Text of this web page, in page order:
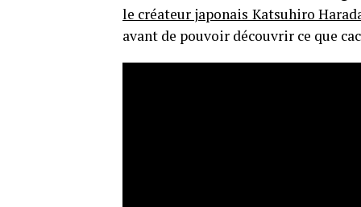
le créateur japonais Katsuhiro
avant de pouvoir découvrir ce que